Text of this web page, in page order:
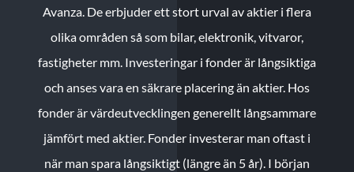
Avanza. De erbjuder ett stort urval av aktier i flera
olika områden så som bilar, elektronik, vitvaror,
fastigheter mm. Investeringar i fonder är långsiktiga
och anses vara en säkrare placering än aktier. Hos
fonder är värdeutvecklingen generellt långsammare
jämfört med aktier. Fonder investerar man oftast i
när man spara långsiktigt (längre än 5 år). I början